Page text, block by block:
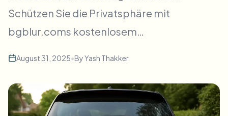
Video-Intelligenz
Massen-Hintergrundentfernung
Schützen Sie die Privatsphäre mit
bgblur.coms kostenlosem…
August 31, 2025•ByYash Thakker